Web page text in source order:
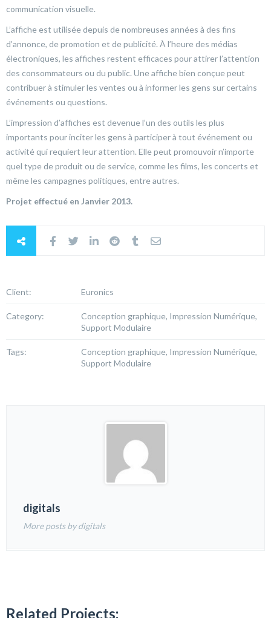
communication visuelle.
L’affiche est utilisée depuis de nombreuses années à des fins
d’annonce, de promotion et de publicité. À l’heure des médias
électroniques, les affiches restent efficaces pour attirer l’attention
des consommateurs ou du public. Une affiche bien conçue peut
contribuer à stimuler les ventes ou à informer les gens sur certains
événements ou questions.
L’impression d’affiches est devenue l’un des outils les plus
importants pour inciter les gens à participer à tout événement ou
activité qui requiert leur attention. Elle peut promouvoir n’importe
quel type de produit ou de service, comme les films, les concerts et
même les campagnes politiques, entre autres.
Projet effectué en Janvier 2013.
Client: Euronics
Category:
Conception graphique, Impression Numérique,
Support Modulaire
Tags:
Conception graphique, Impression Numérique,
Support Modulaire
digitals
More posts by digitals
Related Projects: